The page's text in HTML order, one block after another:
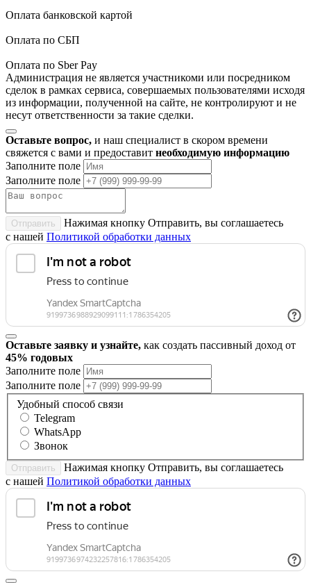
Оплата банковской картой
Оплата по СБП
Оплата по Sber Pay
Администрация не является участникоми или посредником
сделок в рамках сервиса, совершаемых пользователями исходя
из информации, полученной на сайте, не контролируют и не
несут ответственности за такие сделки.
Оставьте вопрос, и наш специалист в скором времени
свяжется с вами и предоставит необходимую информацию
Заполните поле
Заполните поле
Отправить
Нажимая кнопку Отправить, вы соглашаетесь
с нашей Политикой обработки данных
Оставьте заявку и узнайте, как создать пассивный доход от
45% годовых
Заполните поле
Заполните поле
Удобный способ связи
Telegram
WhatsApp
Звонок
Отправить
Нажимая кнопку Отправить, вы соглашаетесь
с нашей Политикой обработки данных